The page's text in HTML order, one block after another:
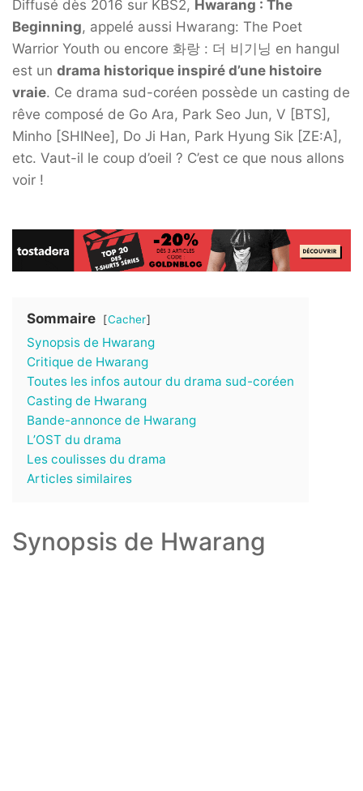
Diffusé dès 2016 sur KBS2, Hwarang : The
Beginning, appelé aussi Hwarang: The Poet
Warrior Youth ou encore 화랑 : 더 비기닝 en hangul
est un drama historique inspiré d’une histoire
vraie. Ce drama sud-coréen possède un casting de
rêve composé de Go Ara, Park Seo Jun, V [BTS],
Minho [SHINee], Do Ji Han, Park Hyung Sik [ZE:A],
etc. Vaut-il le coup d’oeil ? C’est ce que nous allons
voir !
Sommaire Cacher
Synopsis de Hwarang
Critique de Hwarang
Toutes les infos autour du drama sud-coréen
Casting de Hwarang
Bande-annonce de Hwarang
L’OST du drama
Les coulisses du drama
Articles similaires
Synopsis de Hwarang